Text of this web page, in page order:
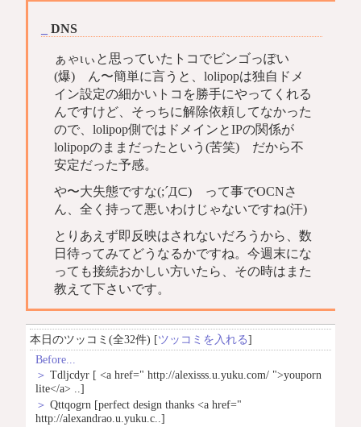
DNS
ぁゃιぃと思っていたトコでビンゴっぽい
(爆) ん〜簡単に言うと、lolipopは独自ドメ
イン設定の細かいトコを勝手にやってくれる
んですけど、そっちに解除依頼してなかった
ので、lolipop側ではドメインとIPの関係が
lolipopのままだったという(苦笑) だから不
安定だった予感。
や〜大失態ですな(;´Д⊂) って事でOCNさ
ん、全く持って悪いわけじゃないですね(汗)
とりあえず即反映はされないだろうから、数
日待ってみてどうなるかですね。今週末にな
っても接続おかしい方いたら、その時はまた
教えて下さいです。
本日のツッコミ(全32件) [ツッコミを入れる]
Before...
＞ Tdljcdyr [ <a href=" http://alexisss.u.yuku.com/ ">youporn
lite</a> ..]
＞ Qttqogrn [perfect design thanks <a href="
http://alexandrao.u.yuku.c..]